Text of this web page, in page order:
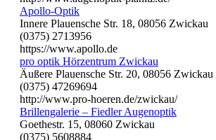
Apollo-Optik
Innere Plauensche Str. 18, 08056 Zwickau
(0375) 2713956
https://www.apollo.de
pro optik Hörzentrum Zwickau
Äußere Plauensche Str. 20, 08056 Zwickau
(0375) 47269694
http://www.pro-hoeren.de/zwickau/
Brillengalerie – Fiedler Augenoptik
Goethestr. 15, 08060 Zwickau
(0375) 5608884